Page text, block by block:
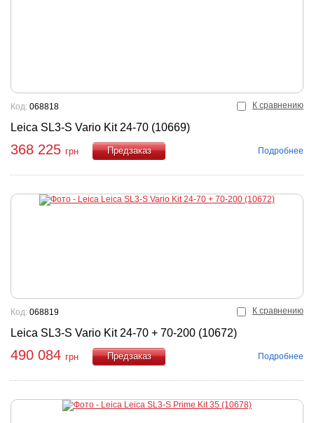
К сравнению
Leica SL3-S Vario Kit 24-70 (10669)
Код: 068818
368 225 грн
Подробнее
К сравнению
Leica SL3-S Vario Kit 24-70 + 70-200 (10672)
Код: 068819
490 084 грн
Подробнее